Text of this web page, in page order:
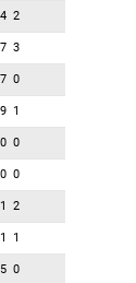
2
3
0
1
0
0
2
1
0